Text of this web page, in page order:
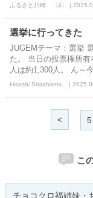
ふるさと川崎 〈4〉 |
選挙に行ってきた
JUGEMテーマ：選挙
た。 当日の投票権所
人は約1,300人。 ん～
Hisashi Shirahama... |
< 5
こ
チョコクロ福姉妹・